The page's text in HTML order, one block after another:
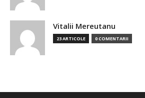
Vitalii Mereutanu
23 ARTICOLE 0 COMENTARII